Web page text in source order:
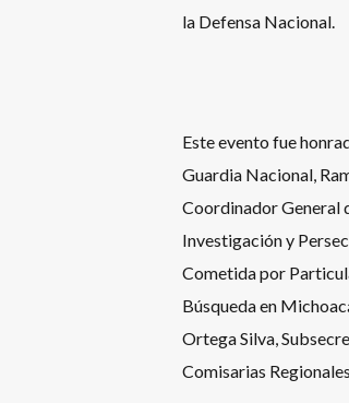
la Defensa Nacional.
Este evento fue
Guardia Nacional,
Coordinador General
Investigación y
Cometida por
Búsqueda en
Ortega Silva,
Comisarias Regionales.